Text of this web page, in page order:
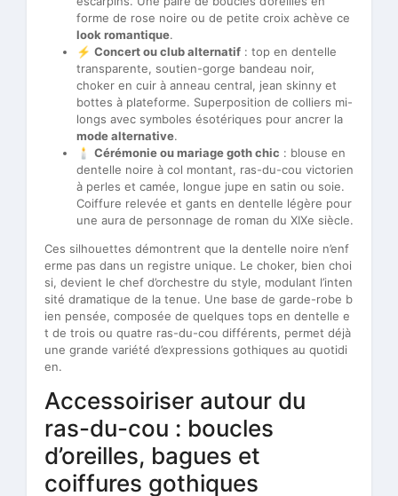
forme de rose noire ou de petite croix achève ce
look romantique.
⚡ Concert ou club alternatif : top en dentelle
transparente, soutien-gorge bandeau noir,
choker en cuir à anneau central, jean skinny et
bottes à plateforme. Superposition de colliers mi-
longs avec symboles ésotériques pour ancrer la
mode alternative.
🕯️ Cérémonie ou mariage goth chic : blouse en
dentelle noire à col montant, ras-du-cou victorien
à perles et camée, longue jupe en satin ou soie.
Coiffure relevée et gants en dentelle légère pour
une aura de personnage de roman du XIXe siècle.
Ces silhouettes démontrent que la dentelle noire n’enf
erme pas dans un registre unique. Le choker, bien choi
si, devient le chef d’orchestre du style, modulant l’inten
sité dramatique de la tenue. Une base de garde-robe b
ien pensée, composée de quelques tops en dentelle e
t de trois ou quatre ras-du-cou différents, permet déjà
une grande variété d’expressions gothiques au quotidi
en.
Accessoiriser autour du
ras-du-cou : boucles
d’oreilles, bagues et
coiffures gothiques